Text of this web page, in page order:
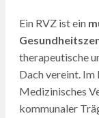
Ein RVZ ist ein
therapeutische
Dach vereint.
Medizinisches
kommunaler